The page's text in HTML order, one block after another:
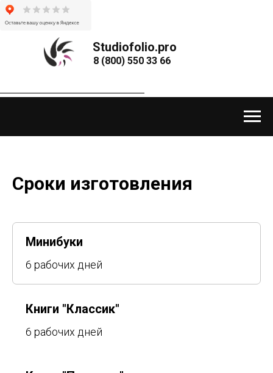
Studiofolio.pro
8 (800) 550 33 66
Сроки изготовления
Минибуки
6 рабочих дней
Книги "Классик"
6 рабочих дней